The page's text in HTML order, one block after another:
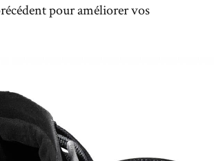
pour améliorer vos